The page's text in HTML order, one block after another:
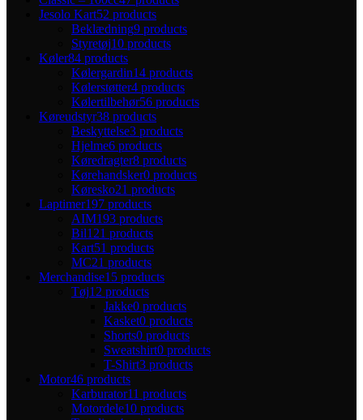
Jesolo Kart52 products
Beklædning9 products
Styretøj10 products
Køler84 products
Kølergardin14 products
Kølerstøtter4 products
Kølertilbehør56 products
Køreudstyr38 products
Beskyttelse3 products
Hjelme6 products
Køredragter8 products
Kørehandsker0 products
Køresko21 products
Laptimer197 products
AIM193 products
Bil121 products
Kart51 products
MC21 products
Merchandise15 products
Tøj12 products
Jakke0 products
Kasket0 products
Shorts0 products
Sweatshirt0 products
T-Shirt3 products
Motor46 products
Karburator11 products
Motordele10 products